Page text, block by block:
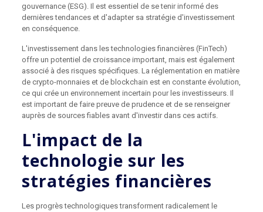
gouvernance (ESG). Il est essentiel de se tenir informé des
dernières tendances et d'adapter sa stratégie d'investissement
en conséquence.
L'investissement dans les technologies financières (FinTech)
offre un potentiel de croissance important, mais est également
associé à des risques spécifiques. La réglementation en matière
de crypto-monnaies et de blockchain est en constante évolution,
ce qui crée un environnement incertain pour les investisseurs. Il
est important de faire preuve de prudence et de se renseigner
auprès de sources fiables avant d'investir dans ces actifs.
L'impact de la
technologie sur les
stratégies financières
Les progrès technologiques transforment radicalement le